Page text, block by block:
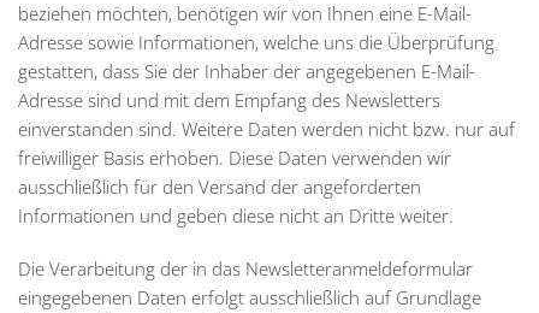
beziehen möchten, benötigen wir von Ihnen eine E-Mail-
Adresse sowie Informationen, welche uns die Überprüfung
gestatten, dass Sie der Inhaber der angegebenen E-Mail-
Adresse sind und mit dem Empfang des Newsletters
einverstanden sind. Weitere Daten werden nicht bzw. nur auf
freiwilliger Basis erhoben. Diese Daten verwenden wir
ausschließlich für den Versand der angeforderten
Informationen und geben diese nicht an Dritte weiter.
Die Verarbeitung der in das Newsletteranmeldeformular
eingegebenen Daten erfolgt ausschließlich auf Grundlage